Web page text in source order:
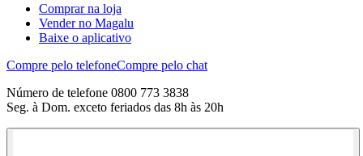
Comprar na loja
Vender no Magalu
Baixe o aplicativo
Compre pelo telefoneCompre pelo chat
Número de telefone 0800 773 3838
Seg. à Dom. exceto feriados das 8h às 20h